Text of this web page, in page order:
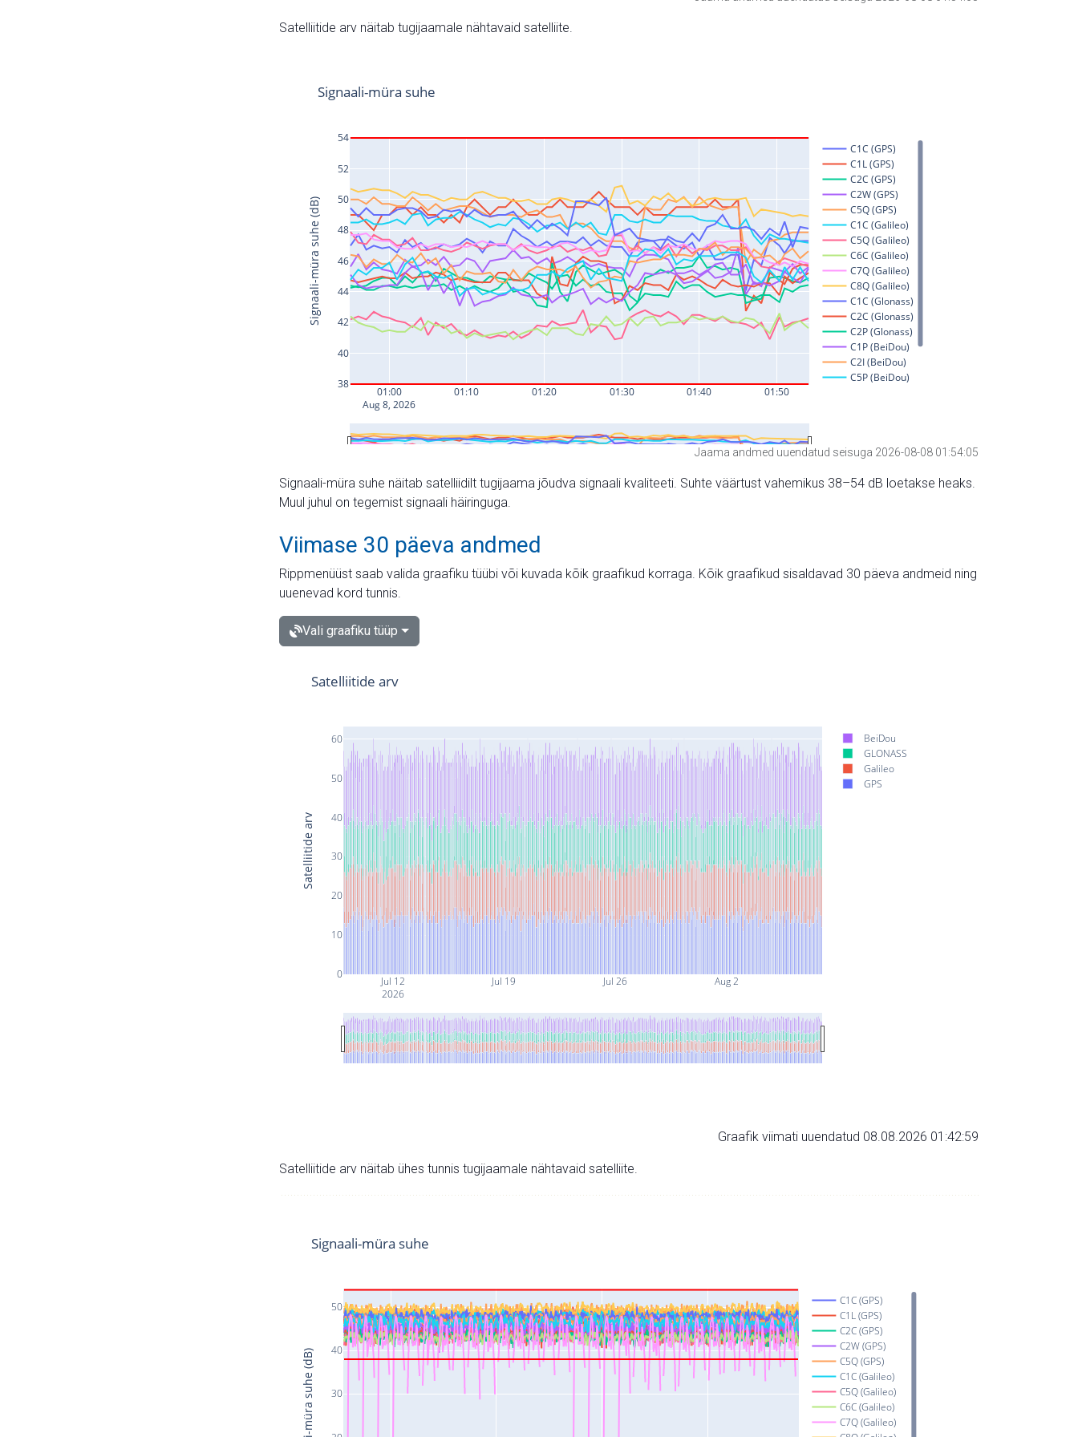
Satelliitide arv näitab tugijaamale nähtavaid satelliite.
Jaama andmed uuendatud seisuga 2026-08-08 01:54:05
Signaali-müra suhe näitab satelliidilt tugijaama jõudva signaali kvaliteeti. Suhte väärtust vahemikus 38–54 dB loetakse heaks.
Muul juhul on tegemist signaali häiringuga.
Viimase 30 päeva andmed
Rippmenüüst saab valida graafiku tüübi või kuvada kõik graafikud korraga. Kõik graafikud sisaldavad 30 päeva andmeid ning
uuenevad kord tunnis.
Vali graafiku tüüp
Jul 12
2026
Jul 19 Jul 26 Aug 2
0
10
20
30
40
50
60
BeiDou
GLONASS
Galileo
GPS
Satelliitide arv
Satelliitide arv
Graafik viimati uuendatud 08.08.2026 01:42:59
Satelliitide arv näitab ühes tunnis tugijaamale nähtavaid satelliite.
30
40
50
C1C (GPS)
C1L (GPS)
C2C (GPS)
C2W (GPS)
C5Q (GPS)
C1C (Galileo)
C5Q (Galileo)
C6C (Galileo)
C7Q (Galileo)
Signaali-müra suhe